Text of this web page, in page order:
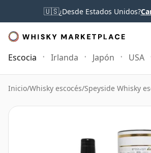
🇺🇸¿Desde Estados Unidos?
Escocia Irlanda Japón USA
Inicio/Whisky escocés/Speyside Whisky